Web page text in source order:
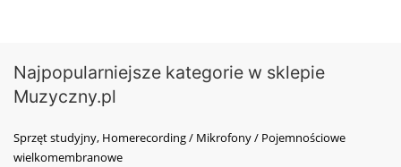
Najpopularniejsze kategorie w sklepie
Muzyczny.pl
Sprzęt studyjny, Homerecording / Mikrofony / Pojemnościowe
wielkomembranowe